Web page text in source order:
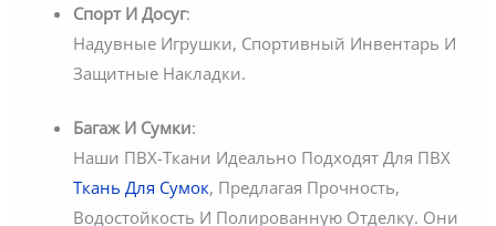
Спорт И Досуг:
Надувные Игрушки, Спортивный Инвентарь И
Защитные Накладки.
Багаж И Сумки:
Наши ПВХ-Ткани Идеально Подходят Для ПВХ
Ткань Для Сумок, Предлагая Прочность,
Водостойкость И Полированную Отделку. Они